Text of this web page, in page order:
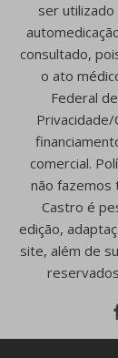
ser
consultado,
o ato
Federal
comercial.
não fazemos
Castro é
edição,
site, além de